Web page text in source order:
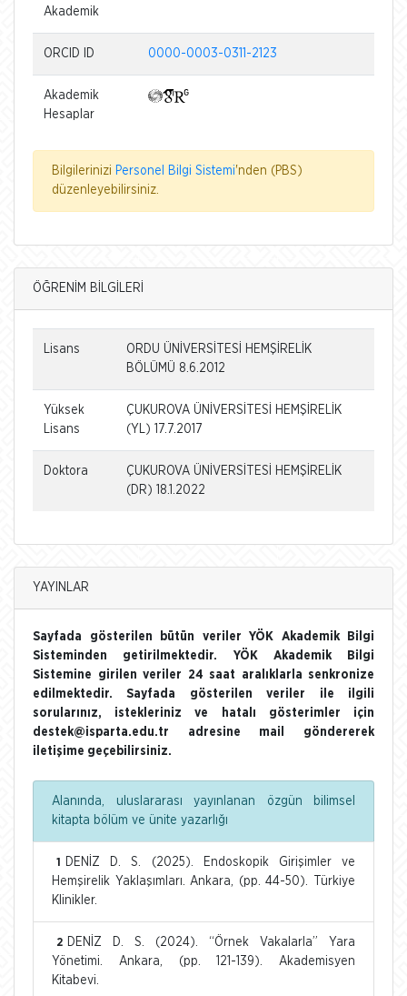
Akademik
ORCID ID 0000-0003-0311-2123
Akademik
Hesaplar
Bilgilerinizi Personel Bilgi Sistemi'nden (PBS)
düzenleyebilirsiniz.
ÖĞRENİM BİLGİLERİ
Lisans
ORDU ÜNİVERSİTESİ HEMŞİRELİK
BÖLÜMÜ 8.6.2012
Yüksek
Lisans
ÇUKUROVA ÜNİVERSİTESİ HEMŞİRELİK
(YL) 17.7.2017
Doktora
ÇUKUROVA ÜNİVERSİTESİ HEMŞİRELİK
(DR) 18.1.2022
YAYINLAR
Sayfada gösterilen bütün veriler YÖK Akademik Bilgi
Sisteminden getirilmektedir. YÖK Akademik Bilgi
Sistemine girilen veriler 24 saat aralıklarla senkronize
edilmektedir. Sayfada gösterilen veriler ile ilgili
sorularınız, istekleriniz ve hatalı gösterimler için
destek@isparta.edu.tr adresine mail göndererek
iletişime geçebilirsiniz.
Alanında, uluslararası yayınlanan özgün bilimsel
kitapta bölüm ve ünite yazarlığı
1
DENİZ D. S. (2025). Endoskopik Girişimler ve
Hemşirelik Yaklaşımları. Ankara, (pp. 44-50). Türkiye
Klinikler.
2
DENİZ D. S. (2024). “Örnek Vakalarla” Yara
Yönetimi. Ankara, (pp. 121-139). Akademisyen
Kitabevi.